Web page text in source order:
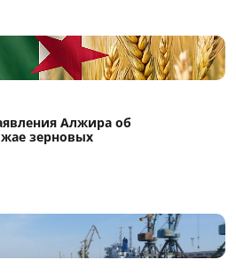
Алжира об
зерновых